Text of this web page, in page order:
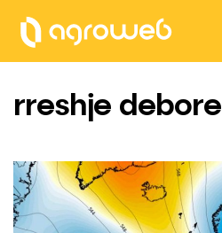
rreshje debore